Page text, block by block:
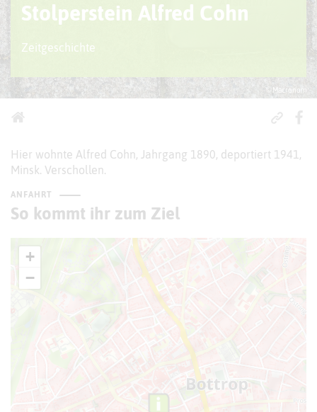
© Macronom
Stolperstein Alfred Cohn
Zeitgeschichte
Hier wohnte Alfred Cohn, Jahrgang 1890, deportiert 1941,
Minsk. Verschollen.
ANFAHRT
So kommt ihr zum Ziel
+
−